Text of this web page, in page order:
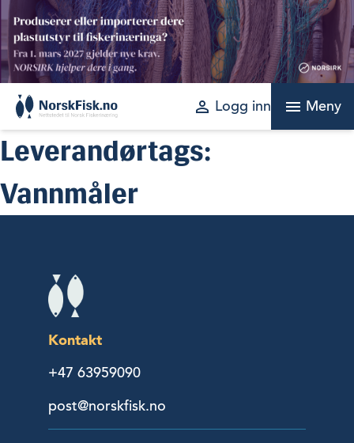
Skip
content
perm_identity Logg inn menu Meny
Leverandørtags:
Vannmåler
Kontakt
+47 63959090
post@norskfisk.no